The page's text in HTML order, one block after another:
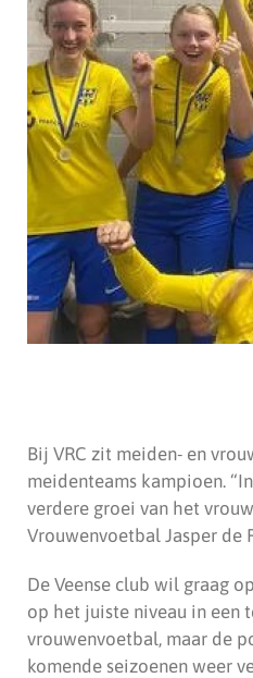
Bij VRC zit meiden- en
meidenteams kampioen.
verdere groei van het
Vrouwenvoetbal Jasper de
De Veense club wil graag
op het juiste niveau in een
vrouwenvoetbal, maar de
komende seizoenen weer